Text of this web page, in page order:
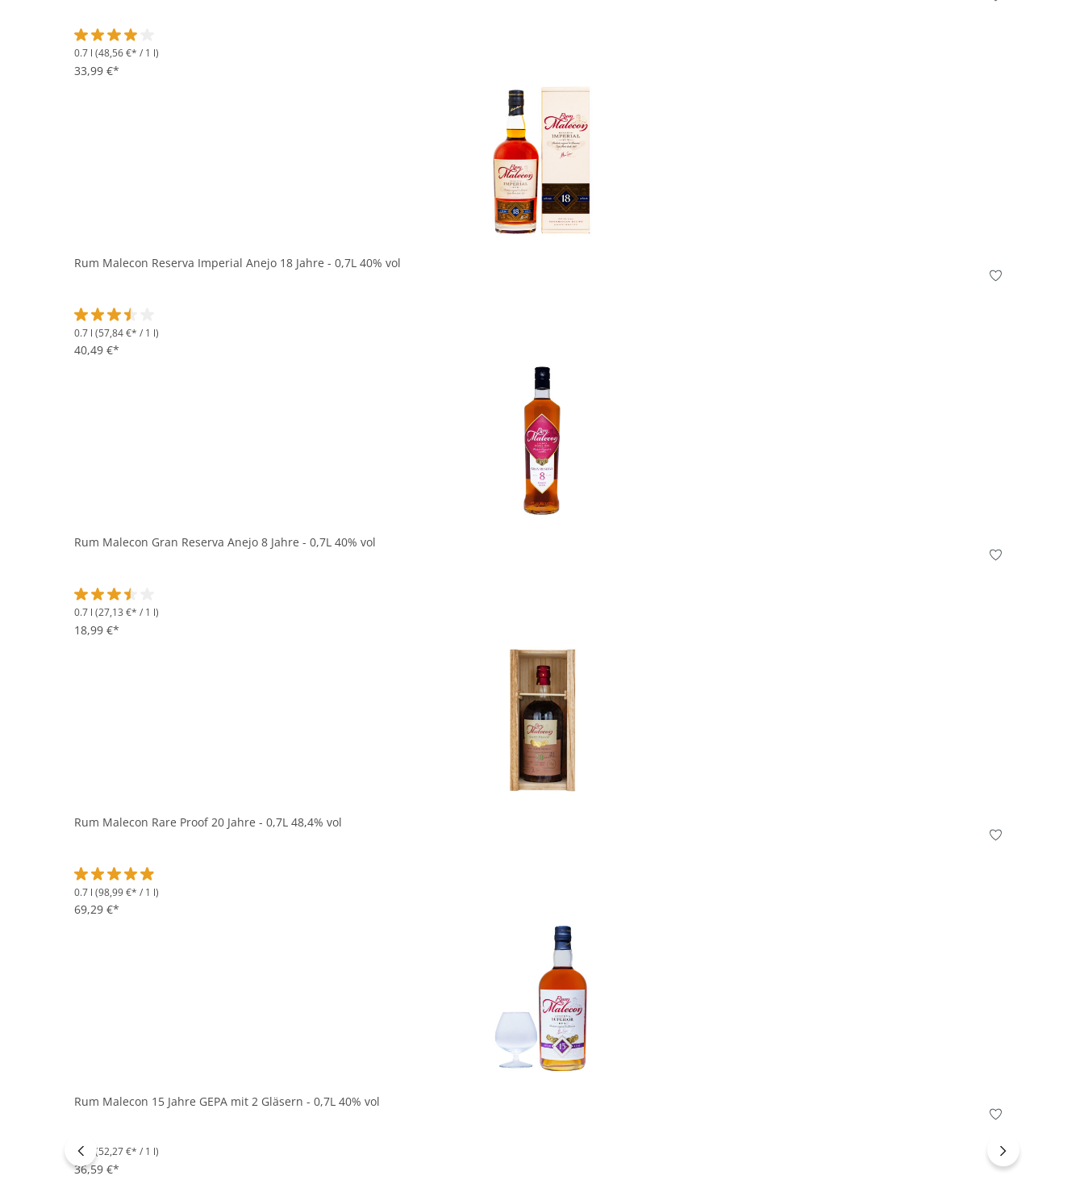
Durchschnittliche Bewertung von 4.1 von 5 Sternen
0.7 l (48,56 €* / 1 l)
33,99 €*
Rum Malecon Reserva Imperial Anejo 18 Jahre - 0,7L 40% vol
Durchschnittliche Bewertung von 3.5 von 5 Sternen
0.7 l (57,84 €* / 1 l)
40,49 €*
In den Korb
Rum Malecon Gran Reserva Anejo 8 Jahre - 0,7L 40% vol
Durchschnittliche Bewertung von 3.5 von 5 Sternen
0.7 l (27,13 €* / 1 l)
18,99 €*
In den Korb
Rum Malecon Rare Proof 20 Jahre - 0,7L 48,4% vol
Durchschnittliche Bewertung von 4.8 von 5 Sternen
0.7 l (98,99 €* / 1 l)
69,29 €*
In den Korb
Rum Malecon 15 Jahre GEPA mit 2 Gläsern - 0,7L 40% vol
0.7 l (52,27 €* / 1 l)
36,59 €*
In den Korb